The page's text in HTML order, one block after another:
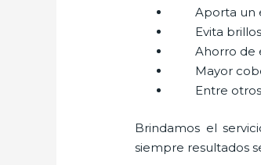
Aporta un
Evita
Ahorro de
Mayor
Entre
Brindamos el
siempre resultados